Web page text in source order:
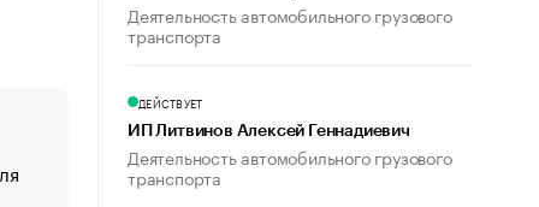
«От спорта тело стареет иначе». Как живет глава
создавшей GTA
Деятельность автомобильного грузового
транспорта
ДЕЙСТВУЕТ
ИП Литвинов Алексей Геннадиевич
Деятельность автомобильного грузового
транспорта